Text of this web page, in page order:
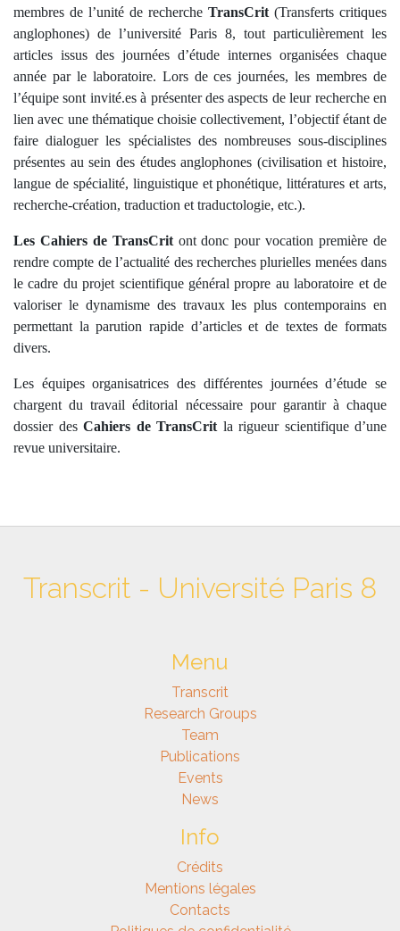
membres de l’unité de recherche TransCrit (Transferts critiques
anglophones) de l’université Paris 8, tout particulièrement les
articles issus des journées d’étude internes organisées chaque
année par le laboratoire. Lors de ces journées, les membres de
l’équipe sont invité.es à présenter des aspects de leur recherche en
lien avec une thématique choisie collectivement, l’objectif étant de
faire dialoguer les spécialistes des nombreuses sous-disciplines
présentes au sein des études anglophones (civilisation et histoire,
langue de spécialité, linguistique et phonétique, littératures et arts,
recherche-création, traduction et traductologie, etc.).
Les Cahiers de TransCrit ont donc pour vocation première de
rendre compte de l’actualité des recherches plurielles menées dans
le cadre du projet scientifique général propre au laboratoire et de
valoriser le dynamisme des travaux les plus contemporains en
permettant la parution rapide d’articles et de textes de formats
divers.
Les équipes organisatrices des différentes journées d’étude se
chargent du travail éditorial nécessaire pour garantir à chaque
dossier des Cahiers de TransCrit la rigueur scientifique d’une
revue universitaire.
Transcrit - Université Paris 8
Menu
Transcrit
Research Groups
Team
Publications
Events
News
Info
Crédits
Mentions légales
Contacts